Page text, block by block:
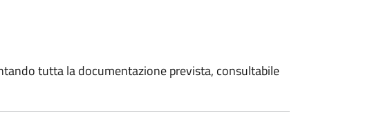
tutta la documentazione prevista, consultabile